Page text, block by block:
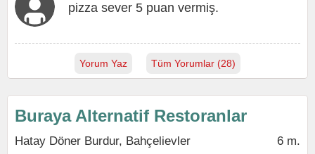
pizza sever 5 puan vermiş.
Yorum Yaz Tüm Yorumlar (28)
Buraya Alternatif Restoranlar
Hatay Döner Burdur, Bahçelievler 6 m.